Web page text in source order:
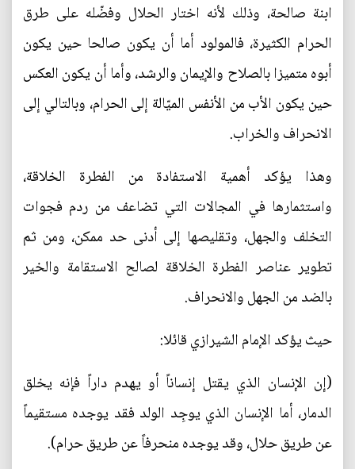
ابنة صالحة، وذلك لأنه اختار الحلال وفضّله على طرق
الحرام الكثيرة، فالمولود أما أن يكون صالحا حين يكون
أبوه متميزا بالصلاح والإيمان والرشد، وأما أن يكون العكس
حين يكون الأب من الأنفس الميّالة إلى الحرام، وبالتالي إلى
الانحراف والخراب.
وهذا يؤكد أهمية الاستفادة من الفطرة الخلاقة،
واستثمارها في المجالات التي تضاعف من ردم فجوات
التخلف والجهل، وتقليصها إلى أدنى حد ممكن، ومن ثم
تطوير عناصر الفطرة الخلاقة لصالح الاستقامة والخير
بالضد من الجهل والانحراف.
حيث يؤكد الإمام الشيرازي قائلا:
(إن الإنسان الذي يقتل إنساناً أو يهدم داراً فإنه يخلق
الدمار، أما الإنسان الذي يوجِد الولد فقد يوجده مستقيماً
عن طريق حلال، وقد يوجده منحرفاً عن طريق حرام).